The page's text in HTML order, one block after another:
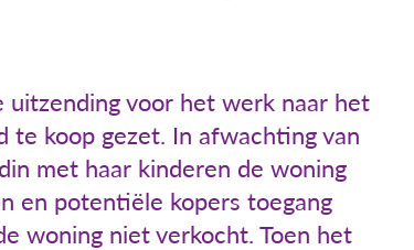
voor het werk naar het
koop gezet. In afwachting van
met haar kinderen de woning
en potentiële kopers toegang
woning niet verkocht. Toen het